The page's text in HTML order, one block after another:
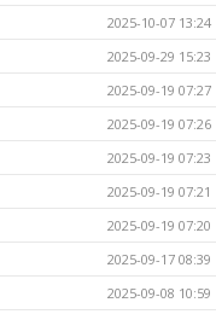
2025-10-07 13:24
2025-09-29 15:23
2025-09-19 07:27
2025-09-19 07:26
2025-09-19 07:23
2025-09-19 07:21
2025-09-19 07:20
2025-09-17 08:39
2025-09-08 10:59